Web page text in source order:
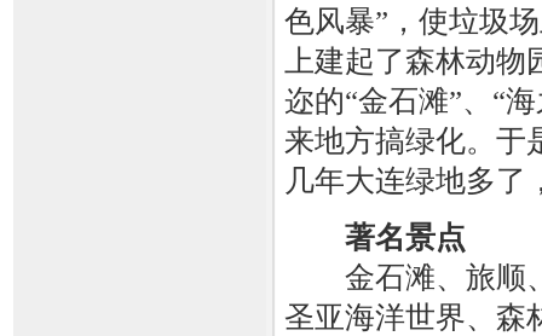
色风暴”，使垃圾
上建起了森林动
迩的“金石滩”、“
来地方搞绿化。于
几年大连绿地多
著名景点
金石滩、旅顺、
圣亚海洋世界、森